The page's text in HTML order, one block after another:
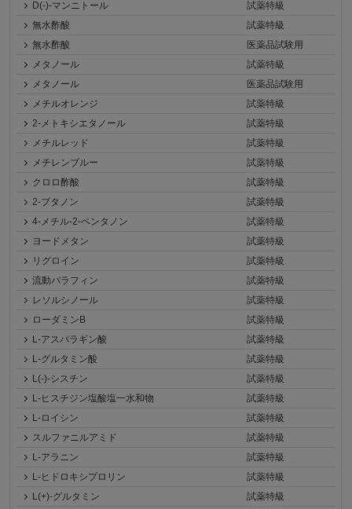
D(-)-マンニトール
試薬特級
無水酢酸
試薬特級
無水酢酸
医薬品試験用
メタノール
試薬特級
メタノール
医薬品試験用
メチルオレンジ
試薬特級
2-メトキシエタノール
試薬特級
メチルレッド
試薬特級
メチレンブルー
試薬特級
クロロ酢酸
試薬特級
2-ブタノン
試薬特級
4-メチル-2-ペンタノン
試薬特級
ヨードメタン
試薬特級
リグロイン
試薬特級
流動パラフィン
試薬特級
レソルシノール
試薬特級
ローダミンB
試薬特級
L-アスパラギン酸
試薬特級
L-グルタミン酸
試薬特級
L(-)-シスチン
試薬特級
L-ヒスチジン塩酸塩一水和物
試薬特級
L-ロイシン
試薬特級
スルファニルアミド
試薬特級
L-アラニン
試薬特級
L-ヒドロキシプロリン
試薬特級
L(+)-グルタミン
試薬特級